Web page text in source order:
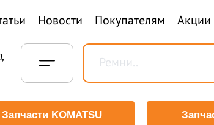
Новости Покупателям Акции
Запчасти KOMATSU